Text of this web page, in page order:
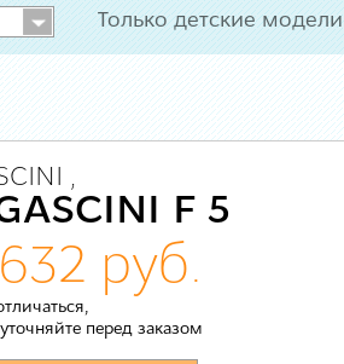
Только детские модели
,
F 5
руб.
перед заказом